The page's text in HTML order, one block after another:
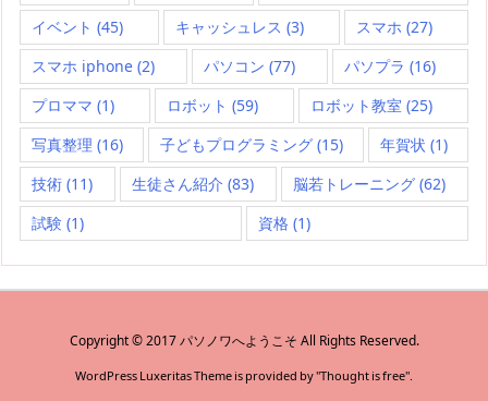
イベント (45) キャッシュレス (3) スマホ (27)
スマホ iphone (2) パソコン (77) パソプラ (16)
プロママ (1) ロボット (59) ロボット教室 (25)
写真整理 (16) 子どもプログラミング (15) 年賀状 (1)
技術 (11) 生徒さん紹介 (83) 脳若トレーニング (62)
試験 (1) 資格 (1)
Copyright ©2017 パソノワへようこそ All Rights Reserved.
WordPress Luxeritas Theme is provided by "Thought is free".